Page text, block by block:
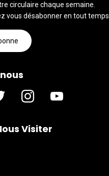
circulaire chaque semaine.
vous désabonner en tout temps.
Visiter